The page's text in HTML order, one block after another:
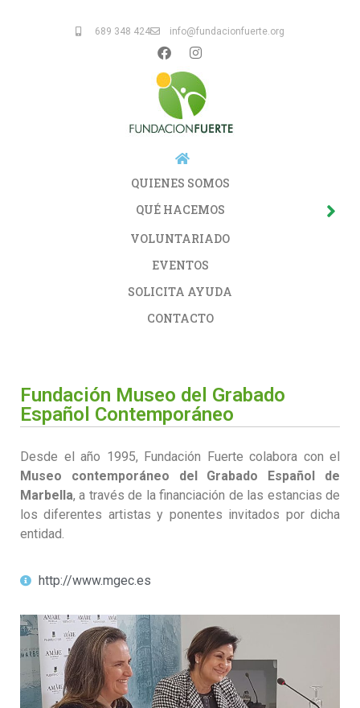
689 348 424 info@fundacionfuerte.org
QUIENES SOMOS
QUÉ HACEMOS
VOLUNTARIADO
EVENTOS
SOLICITA AYUDA
CONTACTO
Fundación Museo del Grabado
Español Contemporáneo
Desde el año 1995, Fundación Fuerte colabora con el
Museo contemporáneo del Grabado Español de
Marbella, a través de la financiación de las estancias de
los diferentes artistas y ponentes invitados por dicha
entidad.
http://www.mgec.es